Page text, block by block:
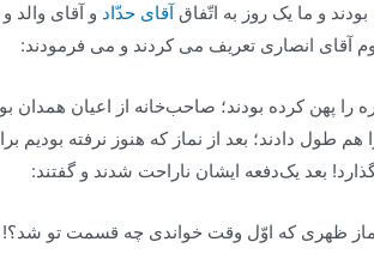
بودند و ما یک روز به اتّفاقآقای حدّاد و آقای والد
آقای انصاری تعریف می کردند و می فرمودند:
را پهن کرده بودند؛ صاحب‌خانه از اعیان همدان
طول دادند؛ بعد از نماز که هنوز نرفته بودیم
بعد یک‌دفعه ایشان ناراحت شدند و گفتند:
نماز ظهری که اوّل وقت خواندی چه قسمت تو